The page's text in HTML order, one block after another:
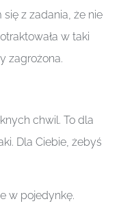
z zadania, że nie
w taki
zagrożona.
chwil. To dla
Dla Ciebie, żebyś
w pojedynkę.